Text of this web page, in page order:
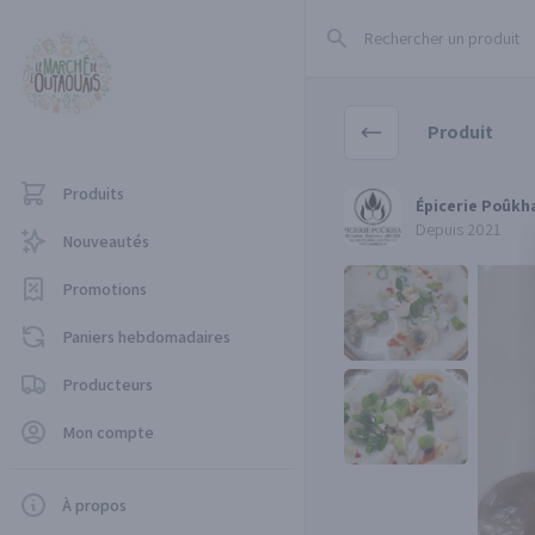
Produits
Nouveautés
Promotions
Paniers hebdomadaires
Producteurs
Mon compte
À propos
Produit
Épicerie Poûkham
Épicerie
Depuis 2021